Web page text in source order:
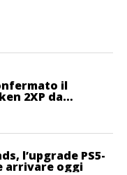
il
2XP da
l’upgrade PS5-
arrivare oggi